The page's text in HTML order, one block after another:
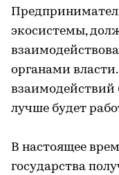
экосистемы,
органами
взаимодействий
лучше будет
В настоящее
государства